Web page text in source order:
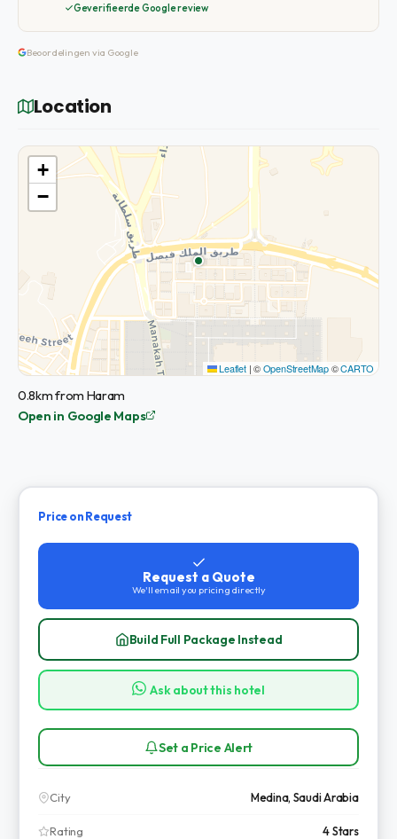
Geverifieerde Google review
Beoordelingen via Google
Location
+
−
Leaflet |©OpenStreetMap©CARTO
0.8km from Haram
Open in Google Maps
Price on Request
Request a Quote
We'll email you pricing directly
Build Full Package Instead
Ask about this hotel
Set a Price Alert
City Medina, Saudi Arabia
Rating 4 Stars